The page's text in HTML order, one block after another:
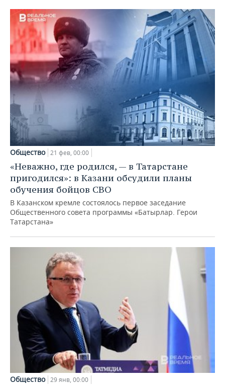
Общество 21 фев, 00:00
«Неважно, где родился, — в Татарстане
пригодился»: в Казани обсудили планы
обучения бойцов СВО
В Казанском кремле состоялось первое заседание
Общественного совета программы «Батырлар. Герои
Татарстана»
Общество 29 янв, 00:00